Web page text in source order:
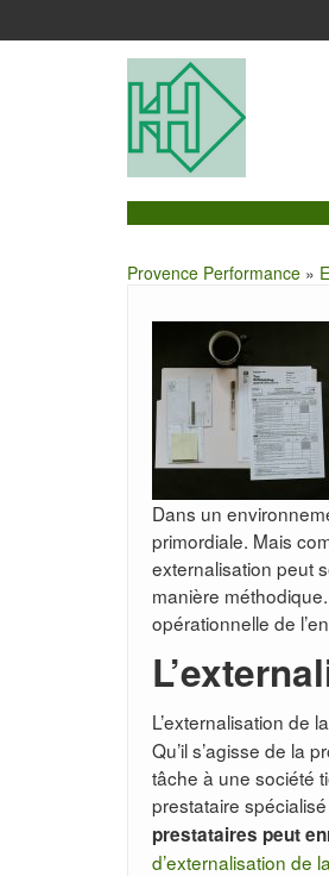
Provence Performance »
Dans un
primordiale. Mais
externalisation peut
manière
opérationnelle de
L’externalisation de
Qu’il s’agisse de la
tâche à une société
prestataire
prestataires peut
d’externalisation de